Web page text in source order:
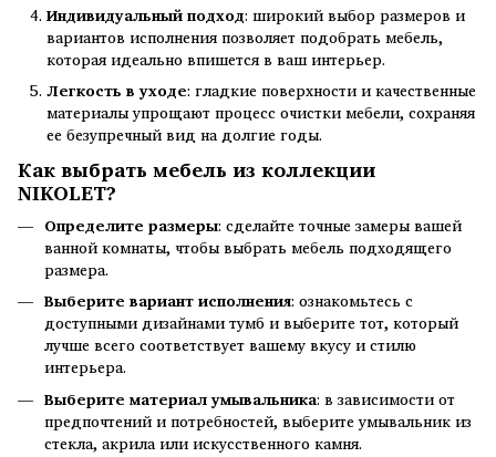
Индивидуальный подход: широкий выбор размеров и
вариантов исполнения позволяет подобрать мебель,
которая идеально впишется в ваш интерьер.
Легкость в уходе: гладкие поверхности и качественные
материалы упрощают процесс очистки мебели, сохраняя
ее безупречный вид на долгие годы.
Как выбрать мебель из коллекции
NIKOLET?
Определите размеры: сделайте точные замеры вашей
ванной комнаты, чтобы выбрать мебель подходящего
размера.
Выберите вариант исполнения: ознакомьтесь с
доступными дизайнами тумб и выберите тот, который
лучше всего соответствует вашему вкусу и стилю
интерьера.
Выберите материал умывальника: в зависимости от
предпочтений и потребностей, выберите умывальник из
стекла, акрила или искусственного камня.